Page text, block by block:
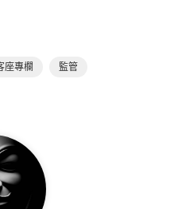
座專欄 監管